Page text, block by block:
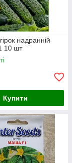
надранній
10 шт
Купити